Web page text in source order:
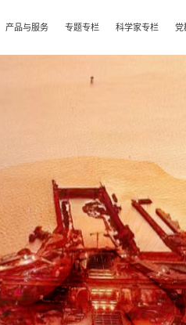
产品与服务 专题专栏 科学家专栏 党